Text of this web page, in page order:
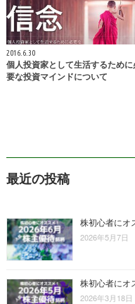
2016.6.30
個人投資家として生活するために
要な投資マインドについて
最近の投稿
株初心者にオ
2026年5月7日
株初心者にオ
2026年3月18日